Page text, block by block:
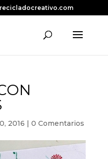
2016 | 0 Comentarios